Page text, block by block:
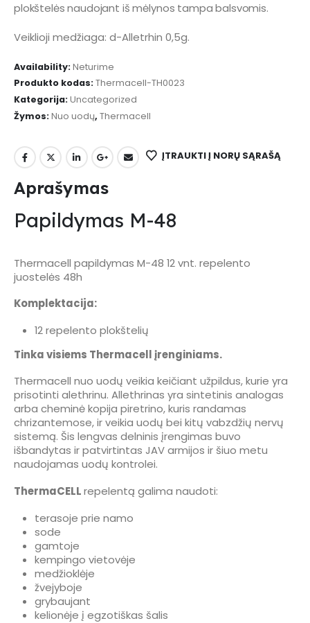
plokštelės naudojant iš mėlynos tampa balsvomis.
Veiklioji medžiaga: d-Alletrhin 0,5g.
Availability: Neturime
Produkto kodas: Thermacell-TH0023
Kategorija: Uncategorized
Žymos: Nuo uodų, Thermacell
ĮTRAUKTI Į NORŲ SĄRAŠĄ
Aprašymas
Papildymas M-48
Thermacell papildymas M-48 12 vnt. repelento
juostelės 48h
Komplektacija:
12 repelento plokštelių
Tinka visiems Thermacell įrenginiams.
Thermacell nuo uodų veikia keičiant užpildus, kurie yra
prisotinti alethrinu. Allethrinas yra sintetinis analogas
arba cheminė kopija piretrino, kuris randamas
chrizantemose, ir veikia uodų bei kitų vabzdžių nervų
sistemą. Šis lengvas delninis įrengimas buvo
išbandytas ir patvirtintas JAV armijos ir šiuo metu
naudojamas uodų kontrolei.
ThermaCELLrepelentą galima naudoti:
terasoje prie namo
sode
gamtoje
kempingo vietovėje
medžioklėje
žvejyboje
grybaujant
kelionėje į egzotiškas šalis